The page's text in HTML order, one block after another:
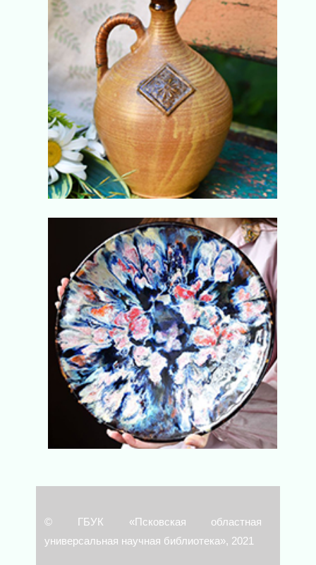
© ГБУК «Псковская областная
универсальная научная библиотека», 2021